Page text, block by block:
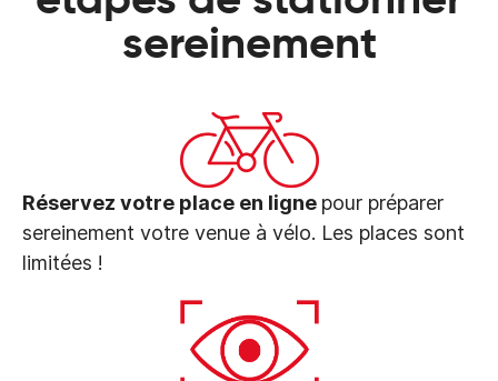
sereinement
Réservez votre place en ligne pour préparer
sereinement votre venue à vélo. Les places sont
limitées !